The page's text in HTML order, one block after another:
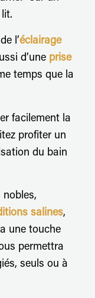
l’éclairage
d’une prise
temps que la
facilement la
profiter un
du bain
nobles,
salines,
une touche
permettra
seuls ou à